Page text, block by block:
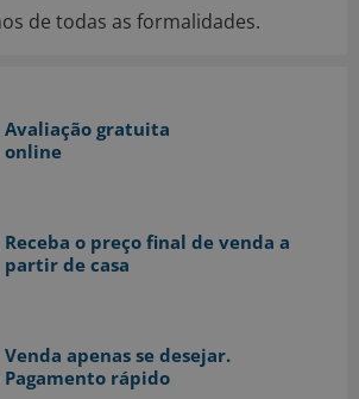
de todas as formalidades.
Avaliação gratuita
online
Receba o preço final de venda a
partir de casa
Venda apenas se desejar.
Pagamento rápido